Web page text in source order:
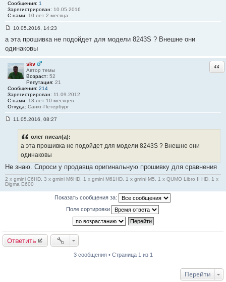
Сообщения: 1
Зарегистрирован: 10.05.2016
С нами: 10 лет 2 месяца
о
б
е
н
и
#
2
10.05.2016, 14:23
а эта прошивка не подойдет для модели 8243S ? Внешне они
одинаковы
skv
Автор темы
Возраст: 52
Репутация: 21
Сообщения: 214
Зарегистрирован: 11.09.2012
С нами: 13 лет 10 месяцев
Откуда: Санкт-Петербург
и
#
3
11.05.2016, 08:27
олег писал(а):
а эта прошивка не подойдет для модели 8243S ? Внешне они
одинаковы
Не знаю. Спроси у продавца оригинальную прошивку для сравнения
2 x gmini C6HD, 3 x gmini M6HD, 1 x gmini M61HD, 1 x gmini M5, 1 x QUMO Libro II HD, 1 x
Digma E600
Показать сообщения за:
Поле сортировки
Ответить
3 сообщения • Страница 1 из 1
Перейти